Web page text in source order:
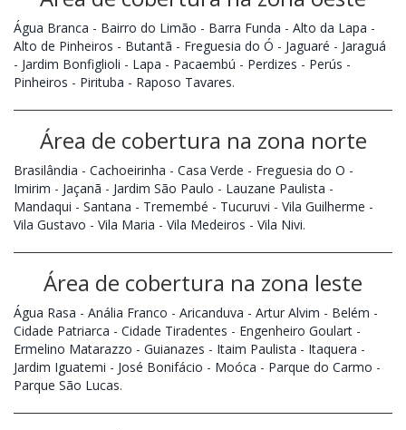
Água Branca - Bairro do Limão - Barra Funda - Alto da Lapa -
Alto de Pinheiros - Butantã - Freguesia do Ó - Jaguaré - Jaraguá
- Jardim Bonfiglioli - Lapa - Pacaembú - Perdizes - Perús -
Pinheiros - Pirituba - Raposo Tavares.
Área de cobertura na zona norte
Brasilândia - Cachoeirinha - Casa Verde - Freguesia do O -
Imirim - Jaçanã - Jardim São Paulo - Lauzane Paulista -
Mandaqui - Santana - Tremembé - Tucuruvi - Vila Guilherme -
Vila Gustavo - Vila Maria - Vila Medeiros - Vila Nivi.
Área de cobertura na zona leste
Água Rasa - Anália Franco - Aricanduva - Artur Alvim - Belém -
Cidade Patriarca - Cidade Tiradentes - Engenheiro Goulart -
Ermelino Matarazzo - Guianazes - Itaim Paulista - Itaquera -
Jardim Iguatemi - José Bonifácio - Moóca - Parque do Carmo -
Parque São Lucas.